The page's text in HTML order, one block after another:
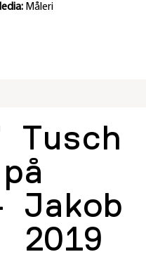
Måleri
Jakob